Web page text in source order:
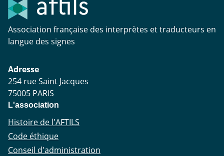
Association française des interprètes et traducteurs en
langue des signes
Adresse
254 rue Saint Jacques
75005 PARIS
L'association
Histoire de l'AFTILS
Code éthique
Conseil d'administration